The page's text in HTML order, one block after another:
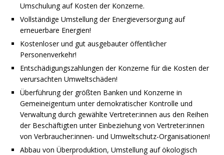
Umschulung auf Kosten der Konzerne.
Vollständige Umstellung der Energieversorgung auf
erneuerbare Energien!
Kostenloser und gut ausgebauter öffentlicher
Personenverkehr!
Entschädigungszahlungen der Konzerne für die Kosten der
verursachten Umweltschäden!
Überführung der größten Banken und Konzerne in
Gemeineigentum unter demokratischer Kontrolle und
Verwaltung durch gewählte Vertreter:innen aus den Reihen
der Beschäftigten unter Einbeziehung von Vertreter:innen
von Verbraucher:innen- und Umweltschutz-Organisationen!
Abbau von Überproduktion, Umstellung auf ökologisch